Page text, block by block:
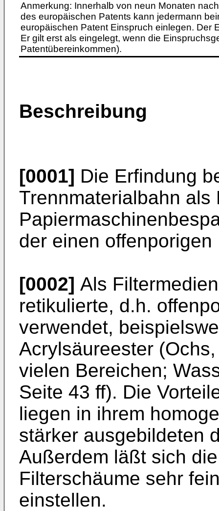
Anmerkung: Innerhalb von neun Monaten
des europäischen Patents kann jedermann
europäischen Patent Einspruch einlegen. Der
Er gilt erst als eingelegt, wenn die
Patentübereinkommen).
Beschreibung
[0001] Die Erfindung
Trennmaterialbahn als
der einen
[0002] Als
retikulierte, d.h.
verwendet,
Acrylsäureester
vielen Bereichen;
Seite 43 ff). Die
liegen in ihrem
stärker ausgebildeten
Außerdem läßt sich
Filterschäume sehr
einstellen.